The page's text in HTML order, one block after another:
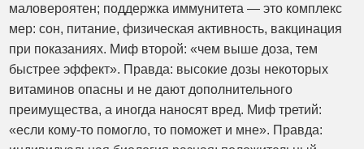
маловероятен; поддержка иммунитета — это комплекс
мер: сон, питание, физическая активность, вакцинация
при показаниях. Миф второй: «чем выше доза, тем
быстрее эффект». Правда: высокие дозы некоторых
витаминов опасны и не дают дополнительного
преимущества, а иногда наносят вред. Миф третий:
«если кому-то помогло, то поможет и мне». Правда: